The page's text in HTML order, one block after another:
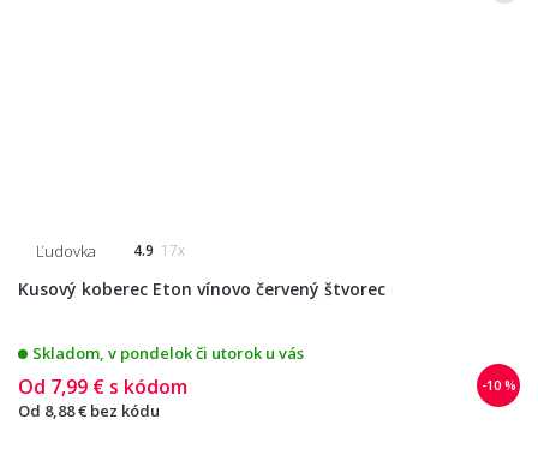
Ľudovka 4.9 17x
Kusový koberec Eton vínovo červený štvorec
Skladom, v pondelok či utorok u vás
-10 %
Od 7,99 € s kódom
Od 8,88 € bez kódu